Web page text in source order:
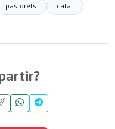
pastorets calaf